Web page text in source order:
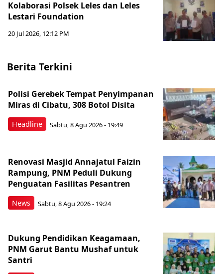
Kolaborasi Polsek Leles dan Leles
Lestari Foundation
20 Jul 2026, 12:12 PM
Berita Terkini
Headline
Polisi Gerebek Tempat Penyimpanan
Miras di Cibatu, 308 Botol Disita
Sabtu, 8 Agu 2026 - 19:49
News
Renovasi Masjid Annajatul Faizin
Rampung, PNM Peduli Dukung
Penguatan Fasilitas Pesantren
Sabtu, 8 Agu 2026 - 19:24
Dukung Pendidikan Keagamaan,
PNM Garut Bantu Mushaf untuk
Santri